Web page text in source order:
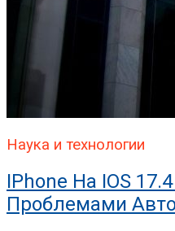
Наука и технологии
IPhone На IOS
Проблемами